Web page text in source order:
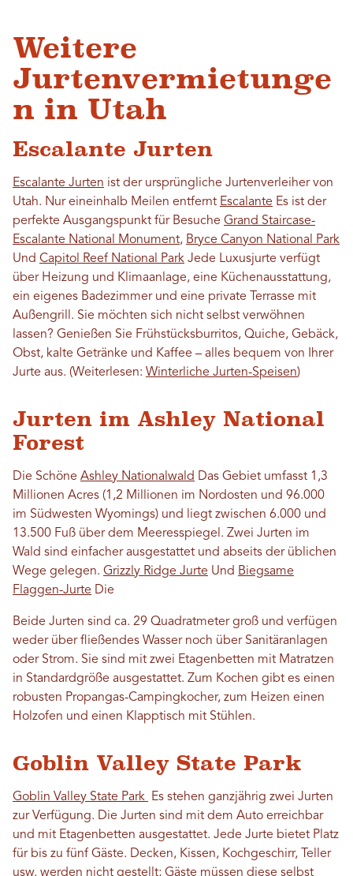
Weitere
Jurtenvermietunge
n in Utah
Escalante Jurten
Escalante Jurten ist der ursprüngliche Jurtenverleiher von
Utah. Nur eineinhalb Meilen entfernt Escalante Es ist der
perfekte Ausgangspunkt für Besuche Grand Staircase-
Escalante National Monument, Bryce Canyon National Park
Und Capitol Reef National Park Jede Luxusjurte verfügt
über Heizung und Klimaanlage, eine Küchenausstattung,
ein eigenes Badezimmer und eine private Terrasse mit
Außengrill. Sie möchten sich nicht selbst verwöhnen
lassen? Genießen Sie Frühstücksburritos, Quiche, Gebäck,
Obst, kalte Getränke und Kaffee – alles bequem von Ihrer
Jurte aus. (Weiterlesen: Winterliche Jurten-Speisen)
Jurten im Ashley National
Forest
Die Schöne Ashley Nationalwald Das Gebiet umfasst 1,3
Millionen Acres (1,2 Millionen im Nordosten und 96.000
im Südwesten Wyomings) und liegt zwischen 6.000 und
13.500 Fuß über dem Meeresspiegel. Zwei Jurten im
Wald sind einfacher ausgestattet und abseits der üblichen
Wege gelegen. Grizzly Ridge Jurte Und Biegsame
Flaggen-Jurte Die
Beide Jurten sind ca. 29 Quadratmeter groß und verfügen
weder über fließendes Wasser noch über Sanitäranlagen
oder Strom. Sie sind mit zwei Etagenbetten mit Matratzen
in Standardgröße ausgestattet. Zum Kochen gibt es einen
robusten Propangas-Campingkocher, zum Heizen einen
Holzofen und einen Klapptisch mit Stühlen.
Goblin Valley State Park
Goblin Valley State Park
Es stehen ganzjährig zwei Jurten
zur Verfügung. Die Jurten sind mit dem Auto erreichbar
und mit Etagenbetten ausgestattet. Jede Jurte bietet Platz
für bis zu fünf Gäste. Decken, Kissen, Kochgeschirr, Teller
usw. werden nicht gestellt; Gäste müssen diese selbst